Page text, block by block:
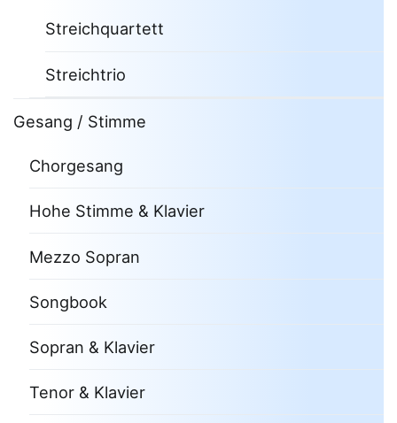
Streichquartett
Streichtrio
Gesang / Stimme
Chorgesang
Hohe Stimme & Klavier
Mezzo Sopran
Songbook
Sopran & Klavier
Tenor & Klavier